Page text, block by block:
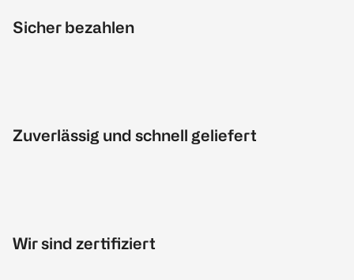
Sicher bezahlen
Zuverlässig und schnell geliefert
Wir sind zertifiziert